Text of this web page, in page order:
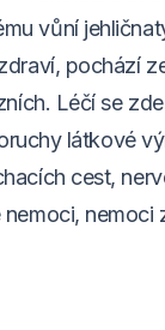
vůní
pochází
Léčí se
látkové
cest,
nemoci